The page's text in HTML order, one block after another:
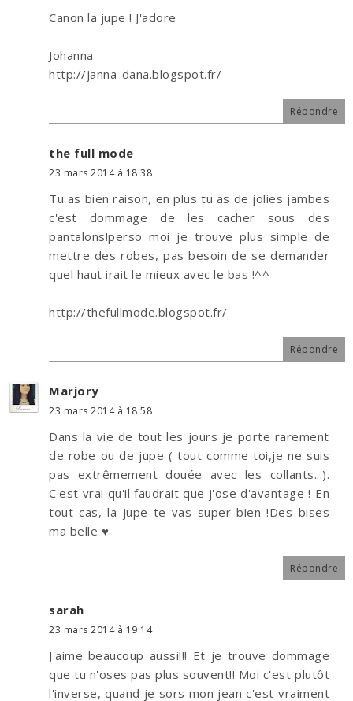
Canon la jupe ! J'adore
Johanna
http://janna-dana.blogspot.fr/
Répondre
the full mode
23 mars 2014 à 18:38
Tu as bien raison, en plus tu as de jolies jambes
c'est dommage de les cacher sous des
pantalons!perso moi je trouve plus simple de
mettre des robes, pas besoin de se demander
quel haut irait le mieux avec le bas !^^
http://thefullmode.blogspot.fr/
Répondre
Marjory
23 mars 2014 à 18:58
Dans la vie de tout les jours je porte rarement
de robe ou de jupe ( tout comme toi,je ne suis
pas extrêmement douée avec les collants...).
C'est vrai qu'il faudrait que j'ose d'avantage ! En
tout cas, la jupe te vas super bien !Des bises
ma belle ♥
Répondre
sarah
23 mars 2014 à 19:14
J'aime beaucoup aussi!!! Et je trouve dommage
que tu n'oses pas plus souvent!! Moi c'est plutôt
l'inverse, quand je sors mon jean c'est vraiment